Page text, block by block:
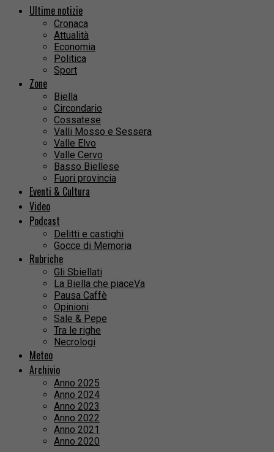
Ultime notizie
Cronaca
Attualità
Economia
Politica
Sport
Zone
Biella
Circondario
Cossatese
Valli Mosso e Sessera
Valle Elvo
Valle Cervo
Basso Biellese
Fuori provincia
Eventi & Cultura
Video
Podcast
Delitti e castighi
Gocce di Memoria
Rubriche
Gli Sbiellati
La Biella che piaceVa
Pausa Caffè
Opinioni
Sale & Pepe
Tra le righe
Necrologi
Meteo
Archivio
Anno 2025
Anno 2024
Anno 2023
Anno 2022
Anno 2021
Anno 2020